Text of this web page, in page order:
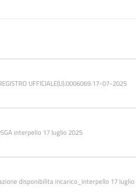
UFFICIALE(U).0006069.17-07-2025
interpello 17 luglio 2025
disponibilita incarico_interpello 17 luglio